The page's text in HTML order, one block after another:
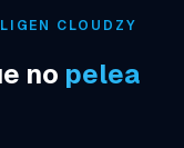
CLOUDZY
no pelea